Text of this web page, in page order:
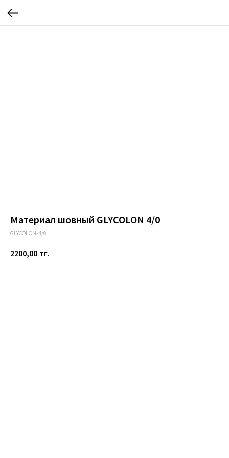
Материал шовный GLYCOLON 4/0
GLYCOLON-4/0
2200,00 тг.